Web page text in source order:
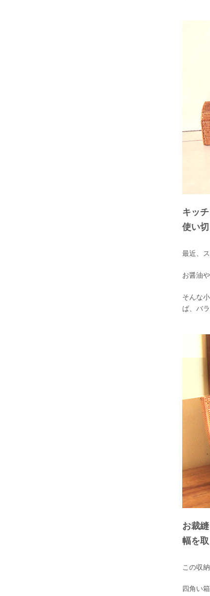
キッ
使い
最近、
お醤油
そんな
ば、バ
お裁
幅を
この収
四角い